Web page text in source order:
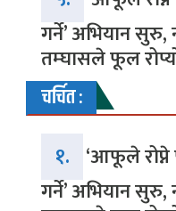
गर्ने’ अभियान
तम्घासले फूल
चर्चित :
१. ‘आफूले
गर्ने’ अभियान